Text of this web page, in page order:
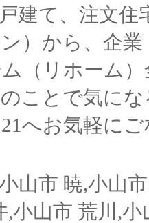
建て、注文
）から、企
（リホーム
ことで気に
へお気軽に
小山市 暁,小山
,小山市 荒川,